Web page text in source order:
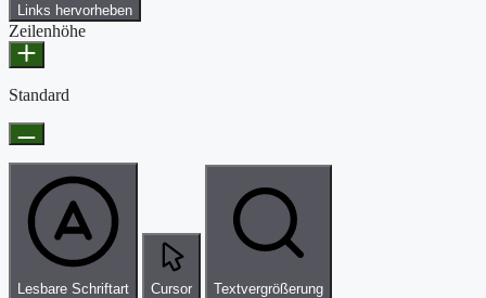
Links hervorheben
Zeilenhöhe
Standard
Lesbare Schriftart Cursor Textvergrößerung